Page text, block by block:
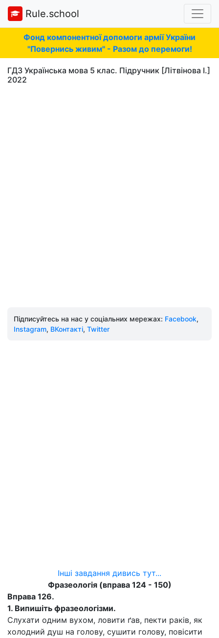
Rule.school
Фонд компонентної допомоги армії України
"Повернись живим" - Разом до перемоги!
ГДЗ Українська мова 5 клас. Підручник [Літвінова І.]
2022
Підписуйтесь на нас у соціальних мережах: Facebook,
Instagram, ВКонтакті, Twitter
Інші завдання дивись тут...
Фразеологія (вправа 124 - 150)
Вправа 126.
1. Випишіть фразеологізми.
Слухати одним вухом, ловити ґав, пекти раків, як
холодний душ на голову, сушити голову, повісити